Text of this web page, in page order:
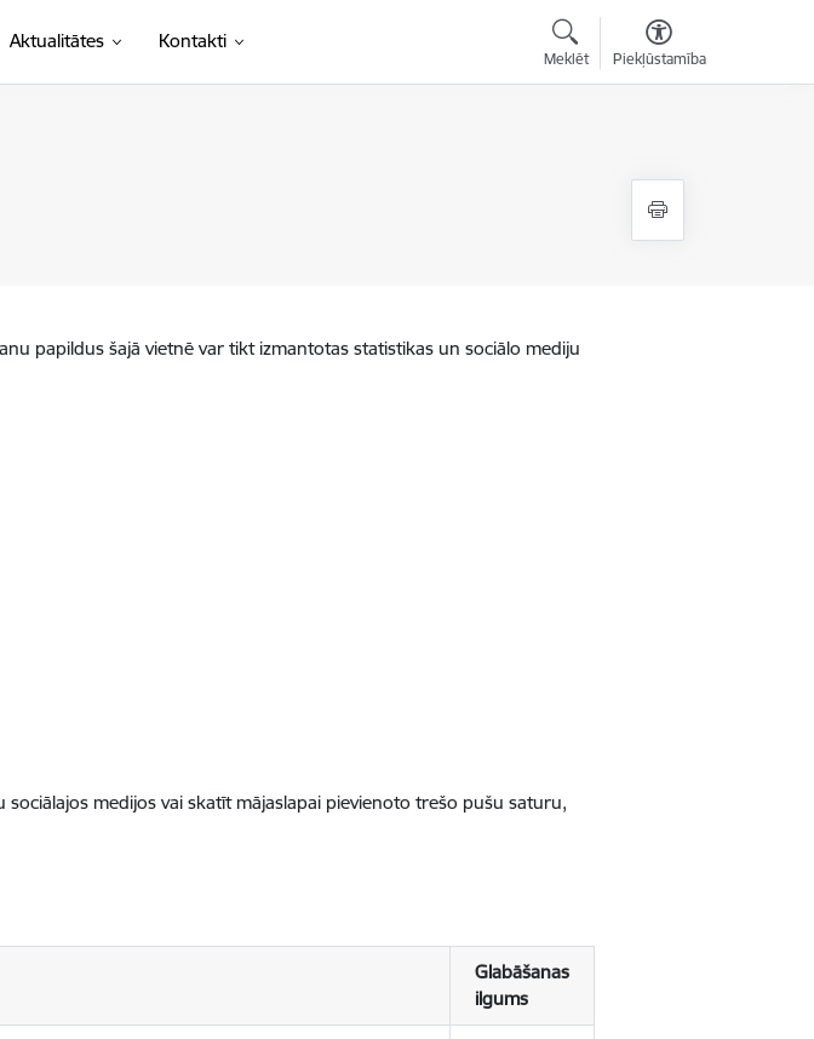
Aktualitātes Kontakti
Meklēt Piekļūstamība
papildus šajā vietnē var tikt izmantotas statistikas un sociālo mediju
medijos vai skatīt mājaslapai pievienoto trešo pušu saturu,
Glabāšanas
ilgums